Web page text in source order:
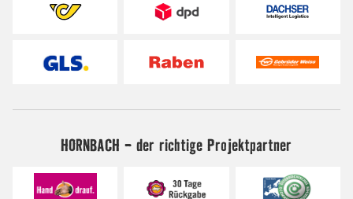
HORNBACH - der richtige Projektpartner